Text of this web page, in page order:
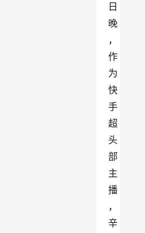
日
晚
，
作
为
快
手
超
头
部
主
播
，
辛